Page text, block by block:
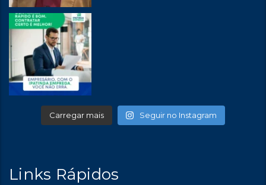
Carregar mais Seguir no Instagram
Links Rápidos